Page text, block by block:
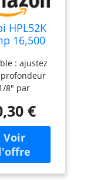
HPL52K
16,500
Hand
Dust
: ajustez
8" par
vous
une
de projets
€